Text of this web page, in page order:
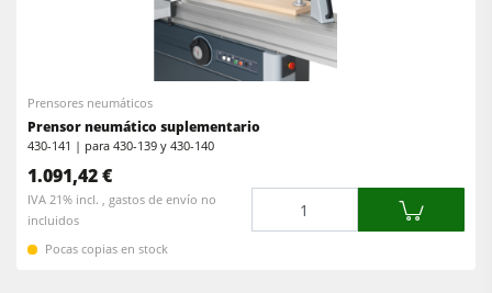
Extractores de polvo con filtro de aire
Alimentadores
Equipamiento para el taller
F4Solutions Software
Automatización y manipulación de materiales
Gestión de proyectos
Prensores neumáticos
Prensor neumático suplementario
430-141 | para 430-139 y 430-140
1.091,42 €
IVA 21% incl. , gastos de envío no
incluidos
Pocas copias en stock